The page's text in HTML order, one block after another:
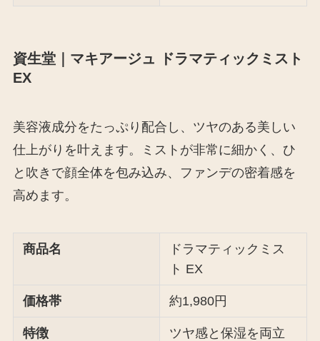
資生堂｜マキアージュ ドラマティックミスト
EX
美容液成分をたっぷり配合し、ツヤのある美しい
仕上がりを叶えます。ミストが非常に細かく、ひ
と吹きで顔全体を包み込み、ファンデの密着感を
高めます。
商品名
ドラマティックミス
ト EX
価格帯 約1,980円
特徴
ツヤ感と保湿を両立